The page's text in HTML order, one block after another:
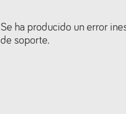
Se ha producido un error
de soporte.